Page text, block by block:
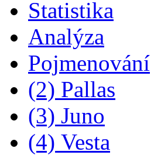
Statistika
Analýza
Pojmenování
(2) Pallas
(3) Juno
(4) Vesta